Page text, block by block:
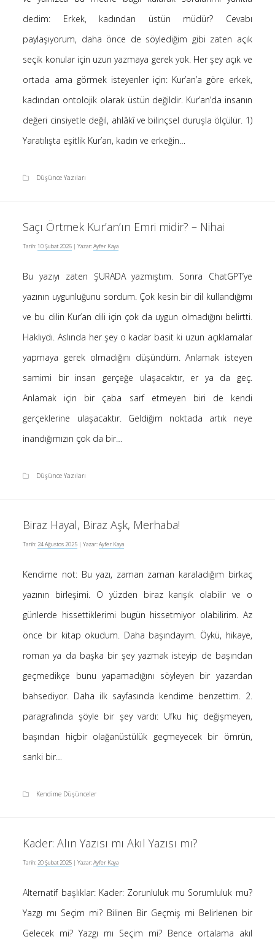
Saçı Örtmek Kur’an’ın Emri midir? – Nihai
24 Ağustos 2025
Kader: Alın Yazısı mı Akıl Yazısı mı?
20 Şubat 2025
Anlam Arayışı – Günlük
27 Kasım 2024
Ziynet Nedir? (Nur 31)
Son Yorumlar
Ayfer Kaya-Kur’an’a göre Hırsızın Eli mi Kesilir ?
4 Ocak 2025
Yasemin Aydoğdu-Kendime Düşünceler
10 Kasım 2024
Ayfer Kaya-Saçı Örtmek Kur’an’ın Emri midir?
2 Mayıs 2020
Bilim(8)
Bilişim(4)
Linux(4)
Düşünce Yazıları(19)
Film Tavsiyesi(52)
Kendime Düşünceler (4)
(47)
dedim: Erkek, kadından üstün müdür? Cevabı
paylaşıyorum, daha önce de söylediğim gibi zaten açık
seçik konular için uzun yazmaya gerek yok. Her şey açık ve
ortada ama görmek isteyenler için: Kur’an’a göre erkek,
kadından ontolojik olarak üstün değildir. Kur’an’da insanın
değeri cinsiyetle değil, ahlâkî ve bilinçsel duruşla ölçülür. 1)
Yaratılışta eşitlik Kur’an, kadın ve erkeğin…
Düşünce Yazıları
Saçı Örtmek Kur’an’ın Emri midir? – Nihai
Tarih:10 Şubat 2026 | Yazar:Ayfer Kaya
Bu yazıyı zaten ŞURADA yazmıştım. Sonra ChatGPT’ye
yazının uygunluğunu sordum. Çok kesin bir dil kullandığımı
ve bu dilin Kur’an dili için çok da uygun olmadığını belirtti.
Haklıydı. Aslında her şey o kadar basit ki uzun açıklamalar
yapmaya gerek olmadığını düşündüm. Anlamak isteyen
samimi bir insan gerçeğe ulaşacaktır, er ya da geç.
Anlamak için bir çaba sarf etmeyen biri de kendi
gerçeklerine ulaşacaktır. Geldiğim noktada artık neye
inandığımızın çok da bir…
Düşünce Yazıları
Biraz Hayal, Biraz Aşk, Merhaba!
Tarih: 24 Ağustos 2025 | Yazar:Ayfer Kaya
Kendime not: Bu yazı, zaman zaman karaladığım birkaç
yazının birleşimi. O yüzden biraz karışık olabilir ve o
günlerde hissettiklerimi bugün hissetmiyor olabilirim. Az
önce bir kitap okudum. Daha başındayım. Öykü, hikaye,
roman ya da başka bir şey yazmak isteyip de başından
geçmedikçe bunu yapamadığını söyleyen bir yazardan
bahsediyor. Daha ilk sayfasında kendime benzettim. 2.
paragrafında şöyle bir şey vardı: Ufku hiç değişmeyen,
başından hiçbir olağanüstülük geçmeyecek bir ömrün,
sanki bir…
Kendime Düşünceler
Kader: Alın Yazısı mı Akıl Yazısı mı?
Tarih: 20 Şubat 2025 | Yazar:Ayfer Kaya
Alternatif başlıklar: Kader: Zorunluluk mu Sorumluluk mu?
Yazgı mı Seçim mi? Bilinen Bir Geçmiş mi Belirlenen bir
Gelecek mi? Yazgı mı Seçim mi? Bence ortalama akıl